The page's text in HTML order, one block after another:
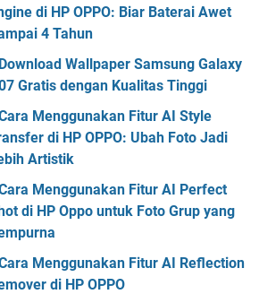
di HP OPPO: Biar Baterai Awet
4 Tahun
Wallpaper Samsung Galaxy
Gratis dengan Kualitas Tinggi
Menggunakan Fitur AI Style
di HP OPPO: Ubah Foto Jadi
Artistik
Menggunakan Fitur AI Perfect
di HP Oppo untuk Foto Grup yang
Menggunakan Fitur AI Reflection
di HP OPPO